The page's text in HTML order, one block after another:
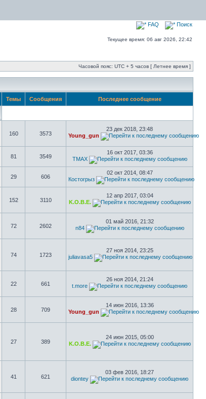
FAQ Поиск
Текущее время: 06 авг 2026, 22:42
Часовой пояс: UTC + 5 часов [ Летнее время ]
Темы Сообщения Последнее сообщение
160 3573
23 дек 2018, 23:48
Young_gun
81 3549
16 окт 2017, 03:36
TMAX
29 606
02 окт 2014, 08:47
Костогрыз
152 3110
12 апр 2017, 03:04
K.O.B.E.
72 2602
01 май 2016, 21:32
n84
74 1723
27 ноя 2014, 23:25
juliavasa5
22 661
26 ноя 2014, 21:24
t.more
28 709
14 июн 2016, 13:36
Young_gun
27 389
24 июн 2015, 05:00
K.O.B.E.
41 621
03 фев 2016, 18:27
diontey